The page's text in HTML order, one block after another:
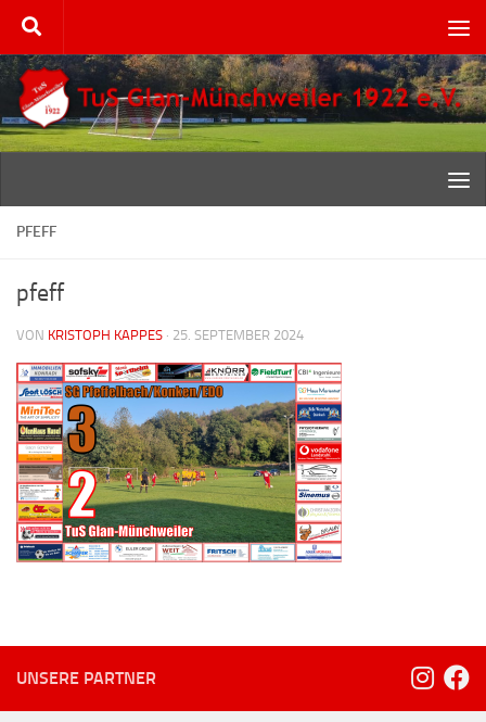
Zum Inhalt springen
PFEFF
pfeff
VON KRISTOPH KAPPES · 25. SEPTEMBER 2024
UNSERE PARTNER